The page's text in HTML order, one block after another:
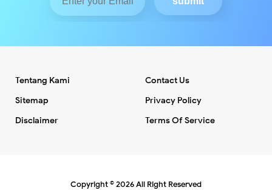
Tentang Kami
Contact Us
Sitemap
Privacy Policy
Disclaimer
Terms Of Service
Copyright ©2026All Right Reserved